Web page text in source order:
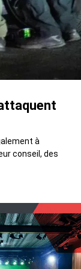
à
conseil, des